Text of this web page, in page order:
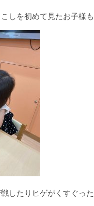
しを初めて見たお子様も
したりヒゲがくすぐっ